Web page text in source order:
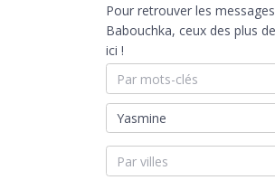
Pour retrouver les
Babouchka, ceux des plus
ici !